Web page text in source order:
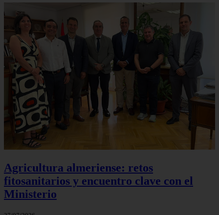
Agricultura almeriense: retos
fitosanitarios y encuentro clave con el
Ministerio